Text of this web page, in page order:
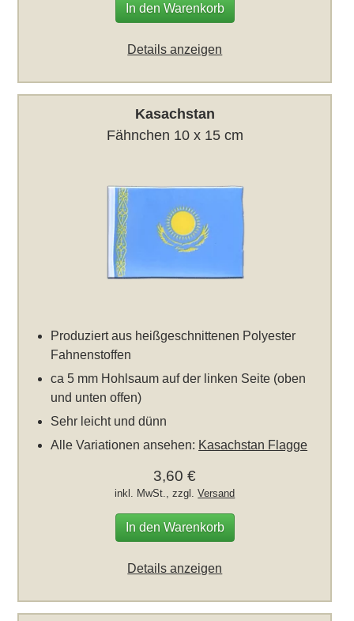
In den Warenkorb
Details anzeigen
Kasachstan
Fähnchen 10 x 15 cm
Produziert aus heißgeschnittenen Polyester
Fahnenstoffen
ca 5 mm Hohlsaum auf der linken Seite (oben
und unten offen)
Sehr leicht und dünn
Alle Variationen ansehen: Kasachstan Flagge
3,60 €
inkl. MwSt., zzgl.Versand
In den Warenkorb
Details anzeigen